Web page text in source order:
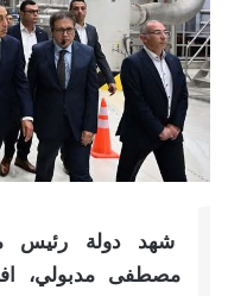
شهد دولة رئيس